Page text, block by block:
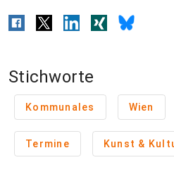
Stichworte
Kommunales Wien
Termine Kunst &